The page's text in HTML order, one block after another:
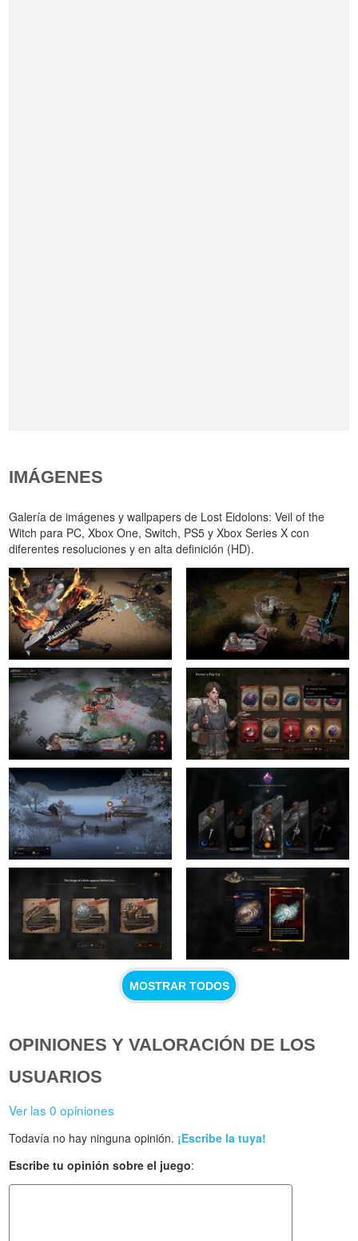
IMÁGENES
Galería de imágenes y wallpapers de Lost Eidolons: Veil of the
Witch para PC, Xbox One, Switch, PS5 y Xbox Series X con
diferentes resoluciones y en alta definición (HD).
MOSTRAR TODOS
OPINIONES Y VALORACIÓN DE LOS
USUARIOS
Ver las 0 opiniones
Todavía no hay ninguna opinión. ¡Escribe la tuya!
Escribe tu opinión sobre el juego: